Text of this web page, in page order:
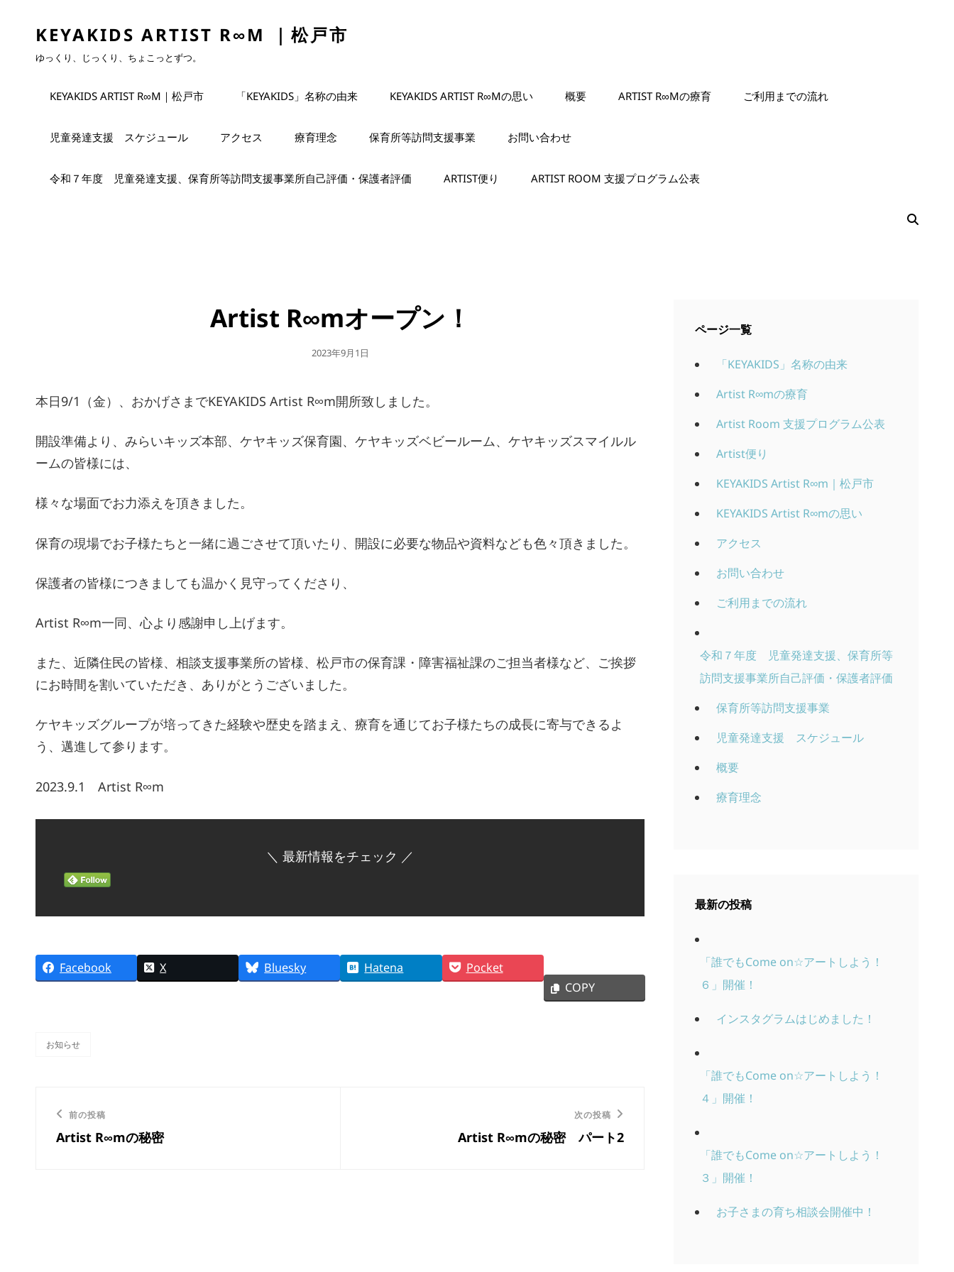
KEYAKIDS ARTIST R∞M ｜松戸市
ゆっくり、じっくり、ちょこっとずつ。
KEYAKIDS ARTIST R∞M｜松戸市 「KEYAKIDS」名称の由来 KEYAKIDS ARTIST R∞Mの思い 概要 ARTIST R∞Mの療育 ご利用までの流れ
児童発達支援 スケジュール アクセス 療育理念 保育所等訪問支援事業 お問い合わせ
令和７年度 児童発達支援、保育所等訪問支援事業所自己評価・保護者評価 ARTIST便り ARTIST ROOM 支援プログラム公表
Artist R∞mオープン！
公
2023年9月1日
本日9/1（金）、おかげさまでKEYAKIDS Artist R∞m開所致しました。
開設準備より、みらいキッズ本部、ケヤキッズ保育園、ケヤキッズベビールーム、ケヤキッズスマイルル
ームの皆様には、
様々な場面でお力添えを頂きました。
保育の現場でお子様たちと一緒に過ごさせて頂いたり、開設に必要な物品や資料なども色々頂きました。
保護者の皆様につきましても温かく見守ってくださり、
Artist R∞m一同、心より感謝申し上げます。
また、近隣住民の皆様、相談支援事業所の皆様、松戸市の保育課・障害福祉課のご担当者様など、ご挨拶
にお時間を割いていただき、ありがとうございました。
ケヤキッズグループが培ってきた経験や歴史を踏まえ、療育を通じてお子様たちの成長に寄与できるよ
う、邁進して参ります。
2023.9.1 Artist R∞m
＼ 最新情報をチェック ／
Facebook X Bluesky Hatena
Pocket
COPY
お知らせ
稿
前
の
前の投稿
Artist R∞mの秘密
次の投稿
Artist R∞mの秘密 パート2
ページ一覧
「KEYAKIDS」名称の由来
Artist R∞mの療育
Artist Room 支援プログラム公表
Artist便り
KEYAKIDS Artist R∞m｜松戸市
KEYAKIDS Artist R∞mの思い
アクセス
お問い合わせ
ご利用までの流れ
令和７年度 児童発達支援、保育所等
訪問支援事業所自己評価・保護者評価
保育所等訪問支援事業
児童発達支援 スケジュール
概要
療育理念
最新の投稿
「誰でもCome on☆アートしよう！
６」開催！
インスタグラムはじめました！
「誰でもCome on☆アートしよう！
４」開催！
「誰でもCome on☆アートしよう！
３」開催！
お子さまの育ち相談会開催中！